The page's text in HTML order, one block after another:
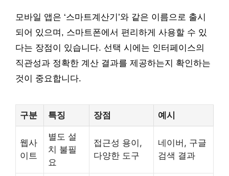
모바일 앱은 ‘스마트계산기’와 같은 이름으로 출시
되어 있으며, 스마트폰에서 편리하게 사용할 수 있
다는 장점이 있습니다. 선택 시에는 인터페이스의
직관성과 정확한 계산 결과를 제공하는지 확인하는
것이 중요합니다.
구분 특징 장점 예시
웹사
이트
별도 설
치 불필
요
접근성 용이,
다양한 도구
네이버, 구글
검색 결과